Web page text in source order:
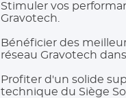
Stimuler vos
Gravotech.
Bénéficier des
réseau Gravotech
Profiter d'un solide
technique du Siège